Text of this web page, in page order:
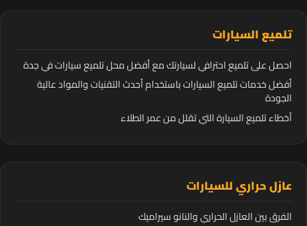
تلميع السيارات
احصل على تلميع احترافي لسيارتك مع أفضل محل تلميع سيارات في جدة
أفضل خدمات تلميع السيارات باستخدام أحدث التقنيات والمواد عالية
الجودة
أخطاء تلميع السيارة التي تقلل من عمر الطلاء
عازل حراري للسيارات
الفرق بين العازل الحراري والنانو سيراميك